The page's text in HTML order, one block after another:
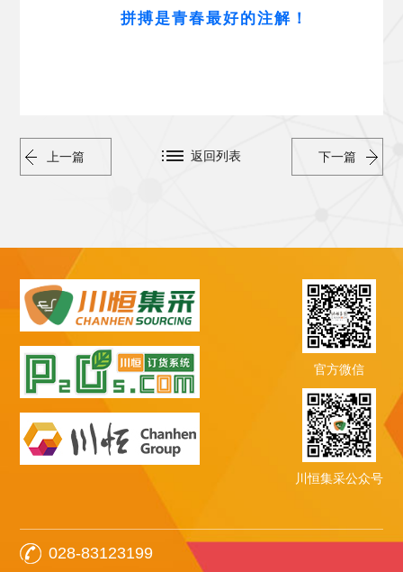
拼搏是青春最好的注解 ！
上一篇 下一篇
返回列表
官方微信
川恒集采公众号
028-83123199